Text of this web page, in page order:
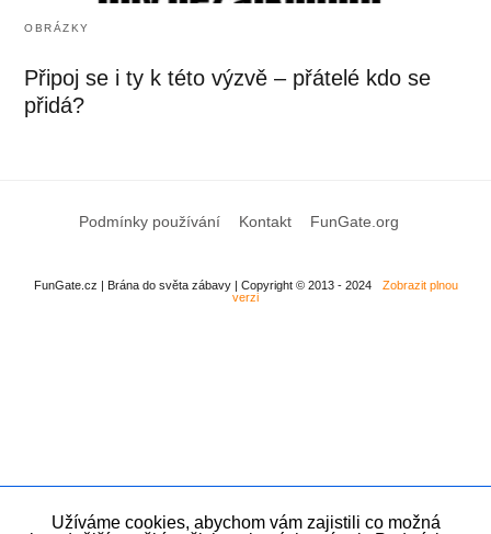
OBRÁZKY
Připoj se i ty k této výzvě – přátelé kdo se
přidá?
Podmínky používání Kontakt FunGate.org
FunGate.cz | Brána do světa zábavy | Copyright © 2013 - 2024
Zobrazit plnou
verzi
Užíváme cookies, abychom vám zajistili co možná